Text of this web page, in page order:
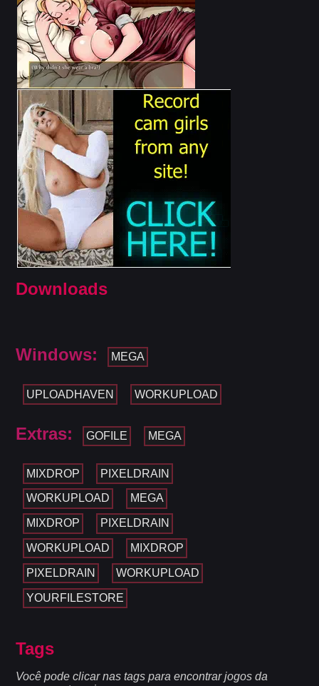
Downloads
Windows: MEGA
UPLOADHAVEN WORKUPLOAD
Extras: GOFILE MEGA
MIXDROP PIXELDRAIN
WORKUPLOAD MEGA
MIXDROP PIXELDRAIN
WORKUPLOAD MIXDROP
PIXELDRAIN WORKUPLOAD
YOURFILESTORE
Tags
Você pode clicar nas tags para encontrar jogos da